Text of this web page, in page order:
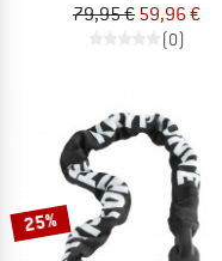
79,95 € 59,96 €
(0)
25%